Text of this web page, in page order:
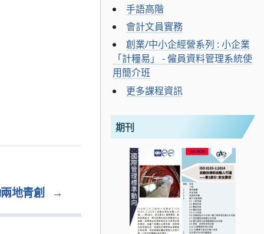
→
地青創
手語高階
會計文員實務
創業/中小企經營系列 : 小企業
「計糧易」 - 僱員資料管理系統使
用簡介班
更多課程資訊
期刊